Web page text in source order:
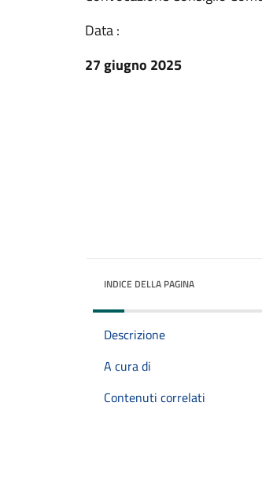
Data :
27 giugno 2025
INDICE DELLA PAGINA
Descrizione
A cura di
Contenuti correlati